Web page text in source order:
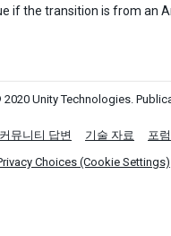
if the transition is from an
Unity Technologies.
커뮤니티 답변 기술 자료 포럼
Choices (Cookie Settings)